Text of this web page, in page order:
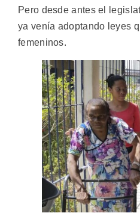
Pero desde antes el
ya venía adoptando leyes
femeninos.